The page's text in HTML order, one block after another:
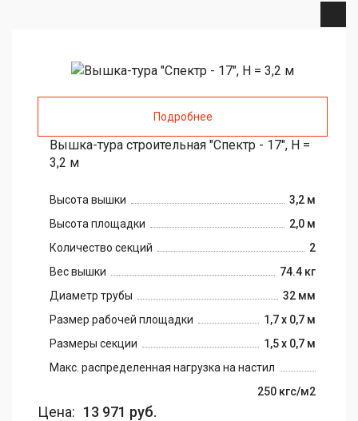
Подробнее
Вышка-тура строительная "Спектр - 17", H =
3,2 м
Высота вышки
3,2 м
Высота площадки
2,0 м
Количество секций
2
Вес вышки
74.4 кг
Диаметр трубы
32 мм
Размер рабочей площадки
1,7 х 0,7 м
Размеры секции
1,5 х 0,7 м
Макс. распределенная нагрузка на настил
250 кгс/м2
Цена: 13 971 руб.